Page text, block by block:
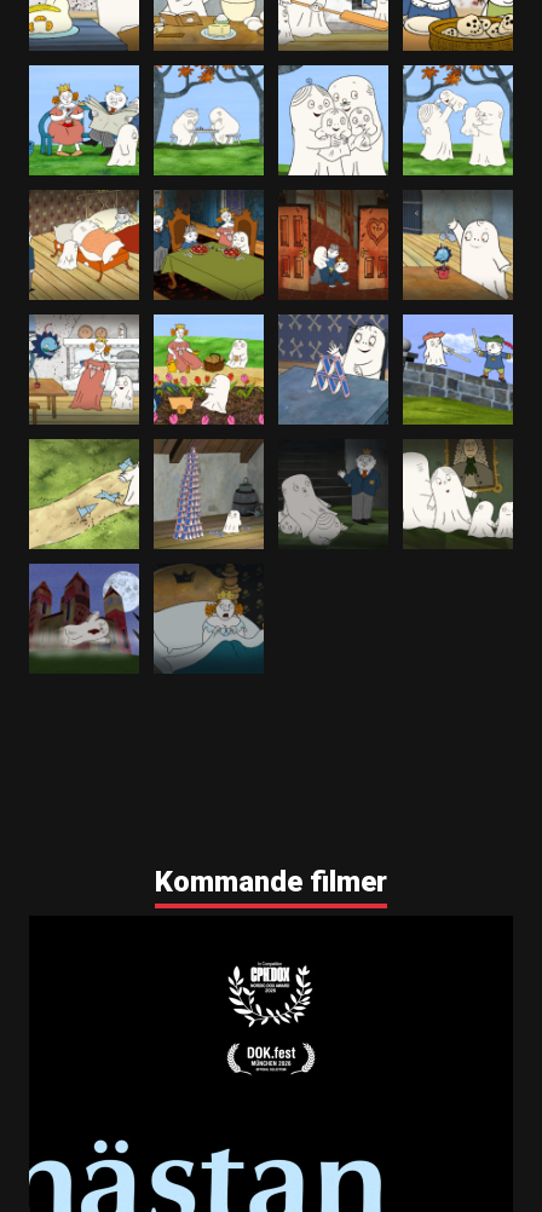
Lilla spöket Laban – med bullar och bång annons 2x43
plugg
Lilla spöket Laban – med bullar och bång annons 2x43
Lilla spöket Laban – med bullar och bång annons 2x65
Lilla spöket Laban – med bullar och bång annons 2x110
Lilla spöket Laban – med bullar och bång annons 3x43
plugg
Lilla spöket Laban – med bullar och bång annons 25x30
Lilla spöket Laban – med bullar och bång annons 80x20
Filmnummer
9859
Kommande filmer